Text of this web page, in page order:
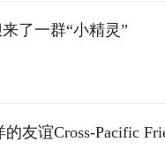
了一群“小精灵”
友谊Cross-Pacific